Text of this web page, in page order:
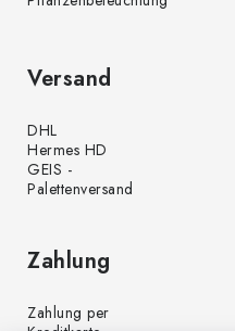
Versand
DHL
Hermes HD
GEIS -
Palettenversand
Zahlung
Zahlung per